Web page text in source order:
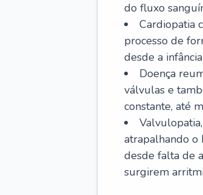
do fluxo
Cardiopatia
processo de
desde a
Doença
válvulas e
constante, até
atrapalhando o
desde falta de
surgirem